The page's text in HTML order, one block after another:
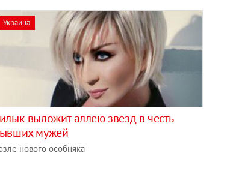
Украина
выложит аллею звезд в честь
мужей
нового особняка